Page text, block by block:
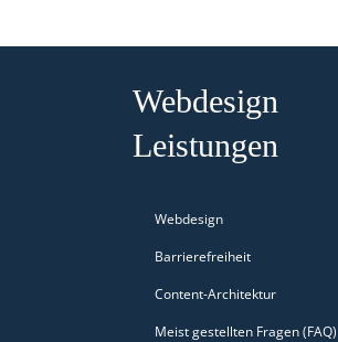
Webdesign
Leistungen
Webdesign
Barrierefreiheit
Content-Architektur
Meist gestellten Fragen (FAQ)